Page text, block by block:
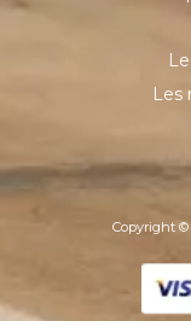
Copyright ©